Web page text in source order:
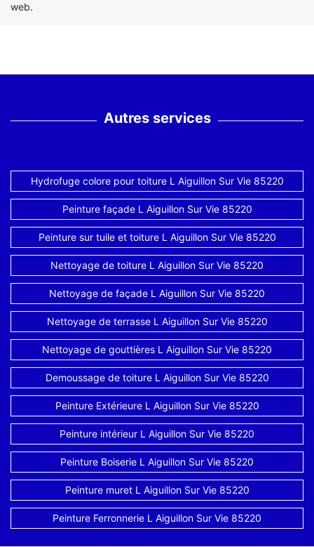
web.
Autres services
Hydrofuge colore pour toiture L Aiguillon Sur Vie 85220
Peinture façade L Aiguillon Sur Vie 85220
Peinture sur tuile et toiture L Aiguillon Sur Vie 85220
Nettoyage de toiture L Aiguillon Sur Vie 85220
Nettoyage de façade L Aiguillon Sur Vie 85220
Nettoyage de terrasse L Aiguillon Sur Vie 85220
Nettoyage de gouttières L Aiguillon Sur Vie 85220
Demoussage de toiture L Aiguillon Sur Vie 85220
Peinture Extérieure L Aiguillon Sur Vie 85220
Peinture intérieur L Aiguillon Sur Vie 85220
Peinture Boiserie L Aiguillon Sur Vie 85220
Peinture muret L Aiguillon Sur Vie 85220
Peinture Ferronnerie L Aiguillon Sur Vie 85220